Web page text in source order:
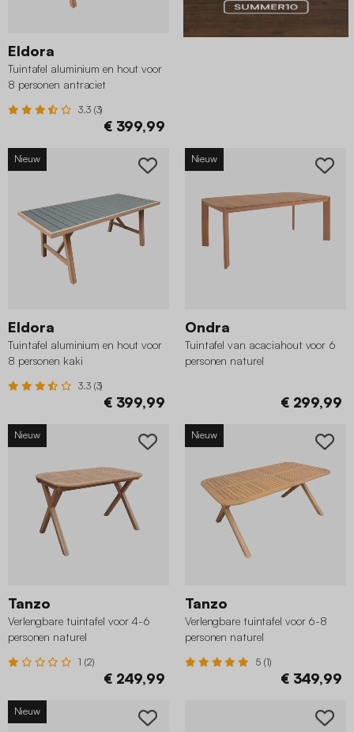
Eldora
Tuintafel aluminium en hout voor
8 personen antraciet
3.3 (3)
€ 399,99
Nieuw
Eldora
Tuintafel aluminium en hout voor
8 personen kaki
3.3 (3)
€ 399,99
Nieuw
Ondra
Tuintafel van acaciahout voor 6
personen naturel
€ 299,99
Nieuw
Tanzo
Verlengbare tuintafel voor 4-6
personen naturel
1 (2)
€ 249,99
Nieuw
Tanzo
Verlengbare tuintafel voor 6-8
personen naturel
5 (1)
€ 349,99
Nieuw